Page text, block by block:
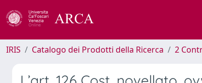
IRIS Catalogo dei Prodotti della Ricerca 2